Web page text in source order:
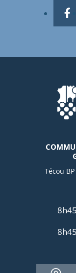
Técou